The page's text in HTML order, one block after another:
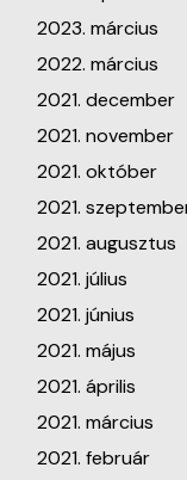
2023. március
2022. március
2021. december
2021. november
2021. október
2021.
2021. augusztus
2021. július
2021. június
2021. május
2021. április
2021. március
2021. február